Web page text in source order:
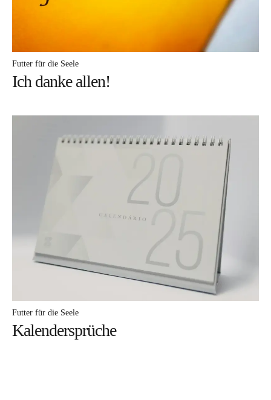
Autor
Futter für die Seele
Ich danke allen!
Futter für die Seele
Kalendersprüche